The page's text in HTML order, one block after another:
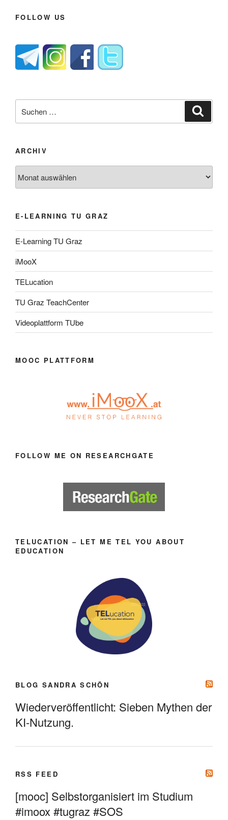
FOLLOW US
nach:
ARCHIV
E-LEARNING TU GRAZ
E-Learning TU Graz
iMooX
TELucation
TU Graz TeachCenter
Videoplattform TUbe
MOOC PLATTFORM
FOLLOW ME ON RESEARCHGATE
TELUCATION – LET ME TEL YOU ABOUT
EDUCATION
BLOG SANDRA SCHÖN
Wiederveröffentlicht: Sieben Mythen der
KI-Nutzung.
RSS FEED
[mooc] Selbstorganisiert im Studium
#imoox #tugraz #SOS